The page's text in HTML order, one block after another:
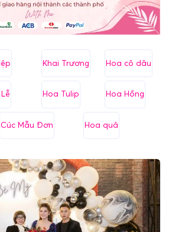
Khai Trương Hoa cô dâu
Hoa Tulip Hoa Hồng
Cúc Mẫu Đơn Hoa quả